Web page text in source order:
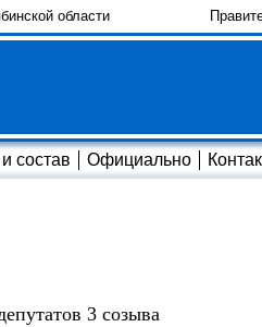
области
состав Официально
3 созыва